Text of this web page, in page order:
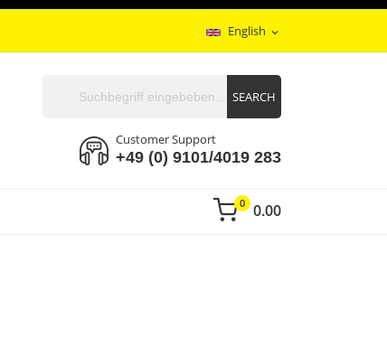
English expand_more
0.00
0
SEARCH
Customer Support
+49 (0) 9101/4019 283